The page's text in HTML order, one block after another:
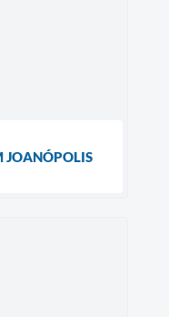
JOANÓPOLIS